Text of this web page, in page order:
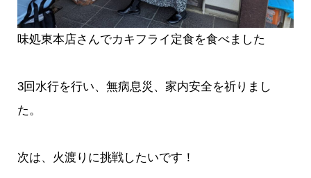
味処東本店さんでカキフライ定食を食べました
3回水行を行い、無病息災、家内安全を祈りまし
た。
次は、火渡りに挑戦したいです！